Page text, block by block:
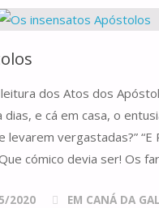
dos Atos dos
e cá em casa, o
levarem vergastadas?”
cómico devia ser! Os
2020 EM CANÁ DA